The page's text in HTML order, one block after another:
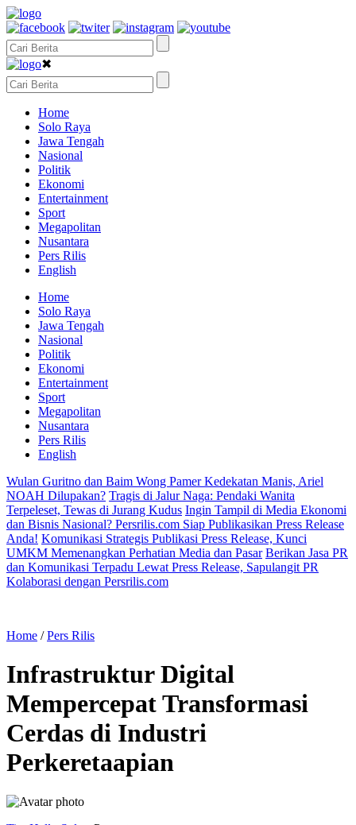
✖
Home
Solo Raya
Jawa Tengah
Nasional
Politik
Ekonomi
Entertainment
Sport
Megapolitan
Nusantara
Pers Rilis
English
Home
Solo Raya
Jawa Tengah
Nasional
Politik
Ekonomi
Entertainment
Sport
Megapolitan
Nusantara
Pers Rilis
English
Wulan Guritno dan Baim Wong Pamer Kedekatan Manis, Ariel
NOAH Dilupakan? Tragis di Jalur Naga: Pendaki Wanita
Terpeleset, Tewas di Jurang Kudus Ingin Tampil di Media Ekonomi
dan Bisnis Nasional? Persrilis.com Siap Publikasikan Press Release
Anda! Komunikasi Strategis Publikasi Press Release, Kunci
UMKM Memenangkan Perhatian Media dan Pasar Berikan Jasa PR
dan Komunikasi Terpadu Lewat Press Release, Sapulangit PR
Kolaborasi dengan Persrilis.com
Home /Pers Rilis
Infrastruktur Digital
Mempercepat Transformasi
Cerdas di Industri
Perkeretaapian